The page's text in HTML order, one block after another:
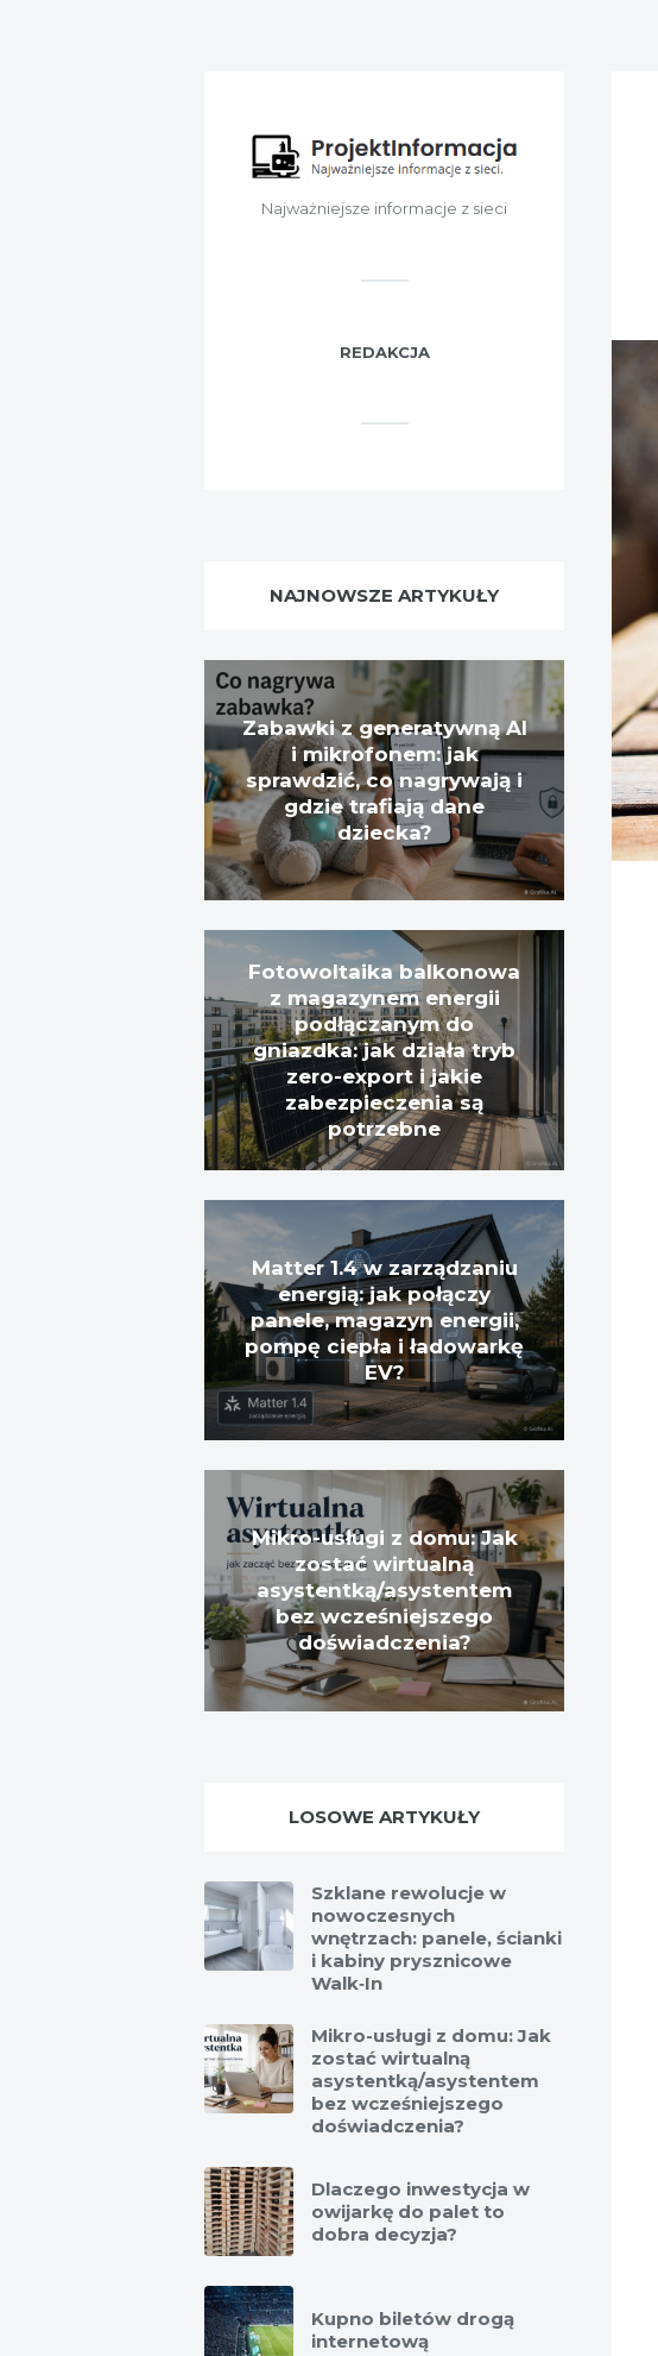
Najważniejsze informacje z sieci
REDAKCJA
NAJNOWSZE ARTYKUŁY
Zabawki z generatywną AI
i mikrofonem: jak
sprawdzić, co nagrywają i
gdzie trafiają dane
dziecka?
Fotowoltaika balkonowa
z magazynem energii
podłączanym do
gniazdka: jak działa tryb
zero-export i jakie
zabezpieczenia są
potrzebne
Matter 1.4 w zarządzaniu
energią: jak połączy
panele, magazyn energii,
pompę ciepła i ładowarkę
EV?
Mikro-usługi z domu: Jak
zostać wirtualną
asystentką/asystentem
bez wcześniejszego
doświadczenia?
LOSOWE ARTYKUŁY
Szklane rewolucje w
nowoczesnych
wnętrzach: panele, ścianki
i kabiny prysznicowe
Walk‑In
Mikro-usługi z domu: Jak
zostać wirtualną
asystentką/asystentem
bez wcześniejszego
doświadczenia?
Dlaczego inwestycja w
owijarkę do palet to
dobra decyzja?
Kupno biletów drogą
internetową